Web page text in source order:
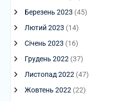
Березень 2023 (45)
Лютий 2023 (14)
Січень 2023 (16)
Грудень 2022 (37)
Листопад 2022 (47)
Жовтень 2022 (22)